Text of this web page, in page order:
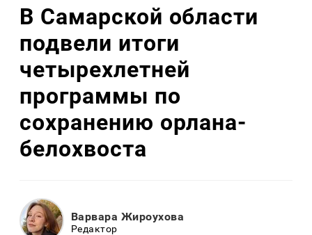
В Самарской области
подвели итоги
четырехлетней
программы по
сохранению орлана-
белохвоста
Варвара Жироухова
Редактор